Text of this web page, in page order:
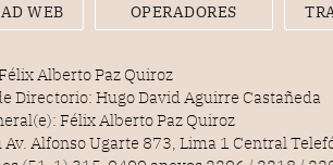
WEB OPERADORES
Alberto Paz Quiroz
Directorio: Hugo David Aguirre Castañeda
Félix Alberto Paz Quiroz
Av. Alfonso Ugarte 873, Lima 1 Central